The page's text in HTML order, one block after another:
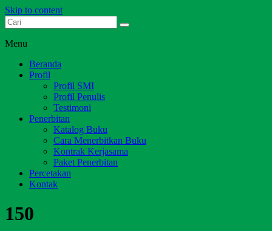
Skip to content
Dari Jambi untuk Indonesia
Menu
Beranda
Profil
Profil SMI
Profil Penulis
Testimoni
Penerbitan
Katalog Buku
Cara Menerbitkan Buku
Kontrak Kerjasama
Paket Penerbitan
Percetakan
Kontak
150